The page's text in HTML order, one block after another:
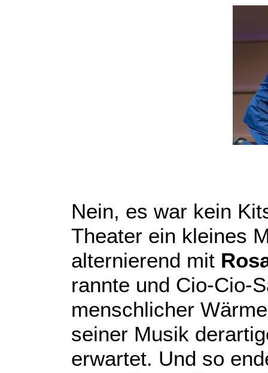
Nein, es war kein
Theater ein kleines
alternierend mit
rannte und Cio-Cio-
menschlicher
seiner Musik
erwartet. Und so